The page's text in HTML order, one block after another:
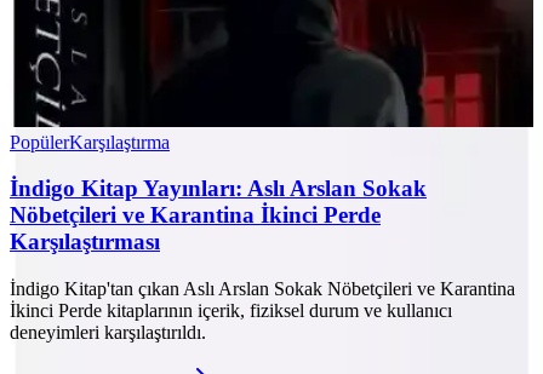
PopülerKarşılaştırma
İndigo Kitap Yayınları: Aslı Arslan Sokak
Nöbetçileri ve Karantina İkinci Perde
Karşılaştırması
İndigo Kitap'tan çıkan Aslı Arslan Sokak Nöbetçileri ve Karantina
İkinci Perde kitaplarının içerik, fiziksel durum ve kullanıcı
deneyimleri karşılaştırıldı.